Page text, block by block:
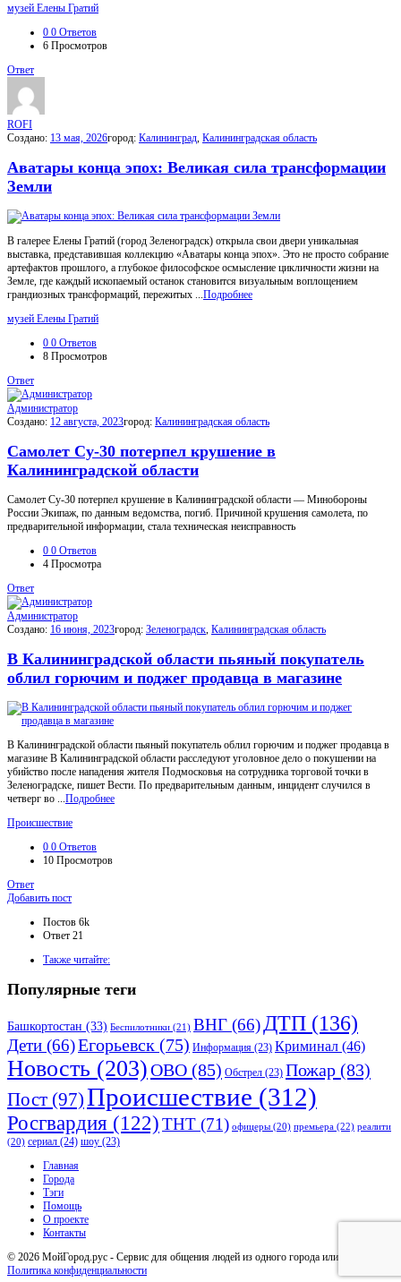
музей Елены Гратий
0 0 Ответов
6 Просмотров
Ответ
ROFI
Создано: 13 мая, 2026город: Калининград, Калининградская область
Аватары конца эпох: Великая сила трансформации
Земли
В галерее Елены Гратий (город Зеленоградск) открыла свои двери уникальная
выставка, представившая коллекцию «Аватары конца эпох». Это не просто собрание
артефактов прошлого, а глубокое философское осмысление цикличности жизни на
Земле, где каждый ископаемый останок становится визуальным воплощением
грандиозных трансформаций, пережитых ...Подробнее
музей Елены Гратий
0 0 Ответов
8 Просмотров
Ответ
Администратор
Создано: 12 августа, 2023город: Калининградская область
Самолет Су-30 потерпел крушение в
Калининградской области
Самолет Су-30 потерпел крушение в Калининградской области — Минобороны
России Экипаж, по данным ведомства, погиб. Причиной крушения самолета, по
предварительной информации, стала техническая неисправность
0 0 Ответов
4 Просмотра
Ответ
Администратор
Создано: 16 июня, 2023город: Зеленоградск Калининградская область
В Калининградской области пьяный покупатель
облил горючим и поджег продавца в магазине
В Калининградской области пьяный покупатель облил горючим и поджег продавца в
магазине В Калининградской области расследуют уголовное дело о покушении на
убийство после нападения жителя Подмосковья на сотрудника торговой точки в
Зеленоградске, пишет Вести. По предварительным данным, инцидент случился в
четверг во ... Подробнее
Происшествие
0 0 Ответов
10 Просмотров
Ответ
Боковая
Добавить пост
Статистика
Постов 6k
Ответ 21
Также читайте:
Популярные теги
Башкортостан (33) Беспилотники (21) ВНГ (66)ДТП (136)
Дети (66)Егорьевск (75) Информация (23) Криминал (46)
Новость (203)ОВО (85) Обстрел (23) Пожар (83)
Пост (97)Происшествие (312)
Росгвардия (122)ТНТ (71) офицеры (20) премьера (22) реалити
(20) сериал (24) шоу (23)
Исследовать
Главная
Города
Тэги
Помощь
О проекте
Контакты
© 2026 МойГород.рус - Cервис для общения людей из одного города или района
Политика конфиденциальности